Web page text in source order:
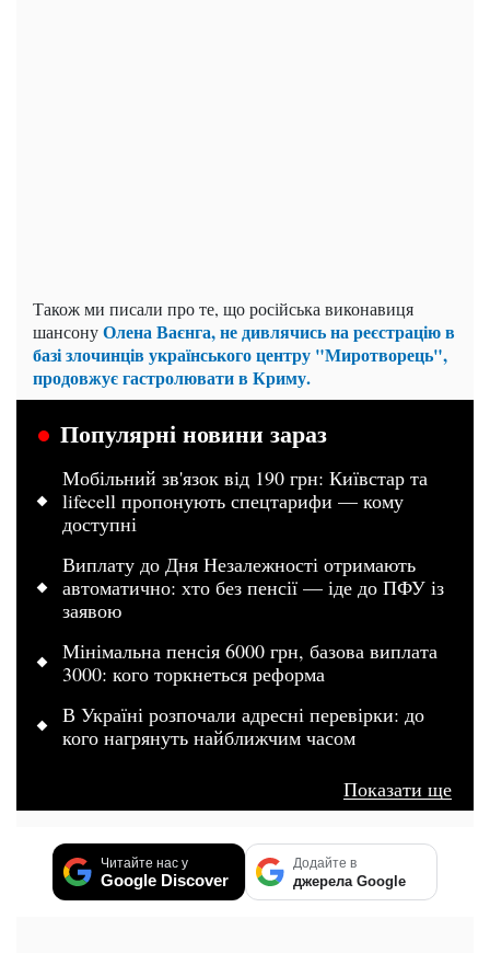
Також ми писали про те, що російська виконавиця
шансонуОлена Ваєнга, не дивлячись на реєстрацію в
базі злочинців українського центру "Миротворець",
продовжує гастролювати в Криму.
Популярні новини зараз
Мобільний зв'язок від 190 грн: Київстар та
lifecell пропонують спецтарифи — кому
доступні
Виплату до Дня Незалежності отримають
автоматично: хто без пенсії — іде до ПФУ із
заявою
Мінімальна пенсія 6000 грн, базова виплата
3000: кого торкнеться реформа
В Україні розпочали адресні перевірки: до
кого нагрянуть найближчим часом
Показати ще
Читайте нас у
Google Discover
Додайте в
джерела Google